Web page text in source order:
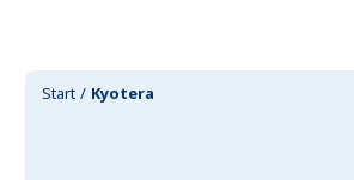
Start Kyotera